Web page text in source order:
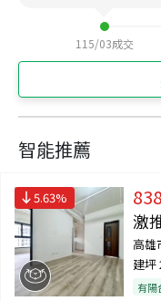
115/03成交
智能推薦
5.63% 838
激
高雄
建坪
有陽